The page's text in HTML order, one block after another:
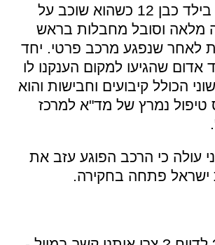
למקום הבחנתי בילד כבן 12 כשהוא שוכב על
מלאה וסובל מחבלות בראש
לאחר שנפגע מרכב פרטי. יחד
אדום שהגיעו למקום הענקנו לו
הכולל קיבועים וחבישות והוא
טיפול נמרץ של מד"א למרכז
עולה כי הרכב הפוגע עזב את
ישראל פתחה בחקירה.